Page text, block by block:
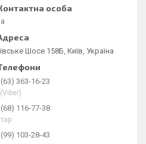
Шосе 158Б, Київ, Україна
363-16-23
116-77-38
103-28-43